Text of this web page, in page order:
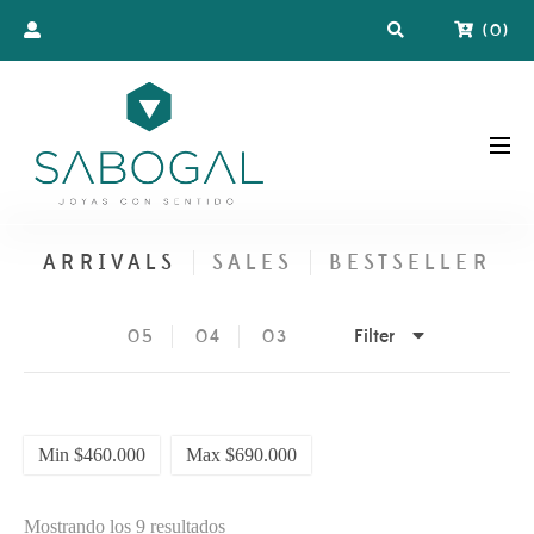
(0)
ARRIVALS SALES BESTSELLER
05 04 03 Filter
Min $460.000 Max $690.000
Mostrando los 9 resultadosOrdenado